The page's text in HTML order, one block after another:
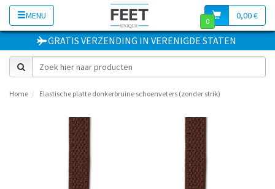
MENU 0,00 €
0
GRATIS VERZENDING IN VERENIGDE STATEN
Home Elastische platte donkerbruine schoenveters (zonder strik)